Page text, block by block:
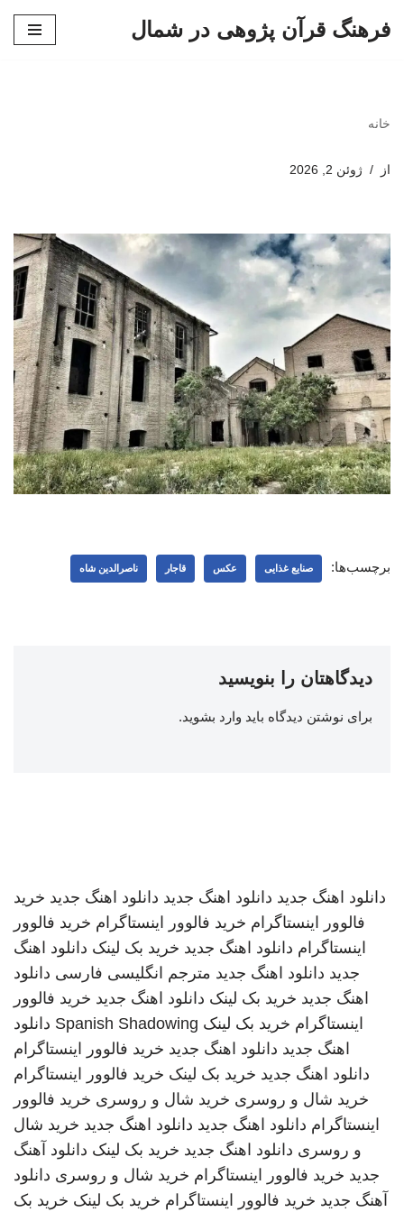
فرهنگ قرآن پژوهی در شمال
خانه
از ژوئن 2, 2026
برچسب‌ها: صنایع غذایی عکس قاجار ناصرالدین شاه
دیدگاهتان را بنویسید
برای نوشتن دیدگاه باید وارد بشوید.
دانلود اهنگ جدید دانلود اهنگ جدید دانلود اهنگ جدید خرید
فالوور اینستاگرام خرید فالوور اینستاگرام خرید فالوور
اینستاگرام دانلود اهنگ جدید خرید بک لینک دانلود اهنگ
جدید دانلود اهنگ جدید مترجم انگلیسی فارسی دانلود
اهنگ جدید خرید بک لینک دانلود اهنگ جدید خرید فالوور
اینستاگرام خرید بک لینک Spanish Shadowing دانلود
اهنگ جدید دانلود اهنگ جدید خرید فالوور اینستاگرام
دانلود اهنگ جدید خرید بک لینک خرید فالوور اینستاگرام
خرید شال و روسری خرید شال و روسری خرید فالوور
اینستاگرام دانلود اهنگ جدید دانلود اهنگ جدید خرید شال
و روسری دانلود اهنگ جدید خرید بک لینک دانلود آهنگ
جدید خرید فالوور اینستاگرام خرید شال و روسری دانلود
آهنگ جدید خرید فالوور اینستاگرام خرید بک لینک خرید بک